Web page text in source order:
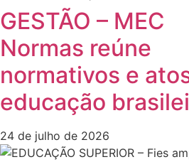
GESTÃO – MEC
Normas reúne
normativos e
educação
24 de julho de 2026